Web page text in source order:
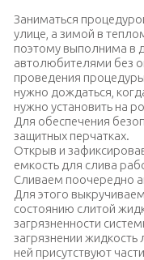
Заниматься
улице, а зимой в
поэтому выполнима в
автолюбителями без
проведения
нужно дождаться,
нужно установить на
Для обеспечения
защитных перчатках.
Открыв и
емкость для слива
Сливаем поочередно
Для этого
состоянию слитой
загрязненности
загрязнении жидкость
ней присутствуют